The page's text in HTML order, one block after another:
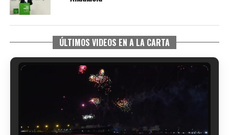
ÚLTIMOS VIDEOS EN A LA CARTA